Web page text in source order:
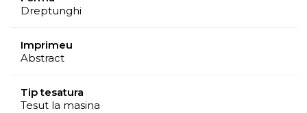
Dreptunghi
Imprimeu
Abstract
Tip tesatura
Tesut la masina